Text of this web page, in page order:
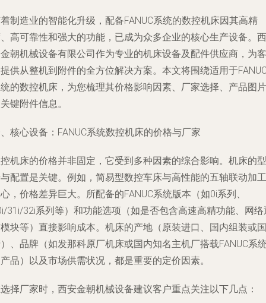
制造业的智能化升级，配备FANUC系统的数控机床因其高精
高可靠性和强大的功能，已成为众多企业的核心生产设备。西
朝机械设备有限公司作为专业的机床设备及配件供应商，为客
供从整机到附件的全方位解决方案。本文将围绕适用于
的数控机床，为您梳理其价格影响因素、厂家选择、产品图片
键附件信息。
核心设备：FANUC系统数控机床的价格与厂家
机床的价格并非固定，它受到多种因素的综合影响。机床的型
配置是关键。例如，简易型数控车床与高性能的五轴联动加工
，价格差异巨大。所配备的FANUC系统版本（如0i系列、
31i/32i系列等）和功能选项（如是否包含高速高精功能、网络
块等）直接影响成本。机床的产地（原装进口、国内组装或国
、品牌（如发那科原厂机床或国内知名主机厂搭载FANUC系
品）以及市场供需状况，都是重要的定价因素。
择厂家时，西安金朝机械设备建议客户重点关注以下几点：